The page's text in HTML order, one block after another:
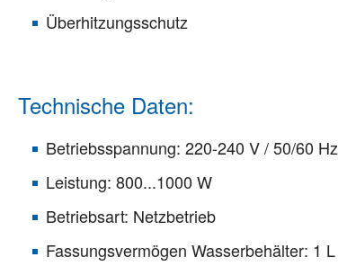
Überhitzungsschutz
Technische Daten:
Betriebsspannung: 220-240 V / 50/60 Hz
Leistung: 800...1000 W
Betriebsart: Netzbetrieb
Fassungsvermögen Wasserbehälter: 1 L